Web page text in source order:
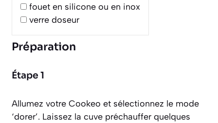
fouet en silicone ou en inox
verre doseur
Préparation
Étape 1
Allumez votre Cookeo et sélectionnez le mode
‘dorer’. Laissez la cuve préchauffer quelques